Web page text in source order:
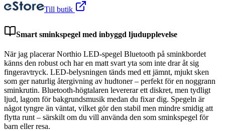
Till butik
Smart sminkspegel med inbyggd ljudupplevelse
När jag placerar Northio LED-spegel Bluetooth på sminkbordet
känns den robust och har en matt svart yta som inte drar åt sig
fingeravtryck. LED-belysningen tänds med ett jämnt, mjukt sken
som ger naturlig återgivning av hudtoner – perfekt för en noggrann
sminkrutin. Bluetooth-högtalaren levererar ett diskret, men tydligt
ljud, lagom för bakgrundsmusik medan du fixar dig. Spegeln är
något tyngre än väntat, vilket gör den stabil men mindre smidig att
flytta runt – särskilt om du vill använda den som sminkspegel för
barn eller resa.